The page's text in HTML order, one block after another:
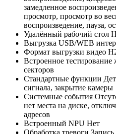
замедленное
просмотр, просмотр во
воспроизведение, пауза,
Удалённый рабочий стол
Выгрузка USB/WEB
Формат выгрузки видео
Встроенное тестирование
секторов
Стандартные функции
сигнала, закрытие камеры
Системные события
нет места на диске,
адресов
Встроенный NPU Нет